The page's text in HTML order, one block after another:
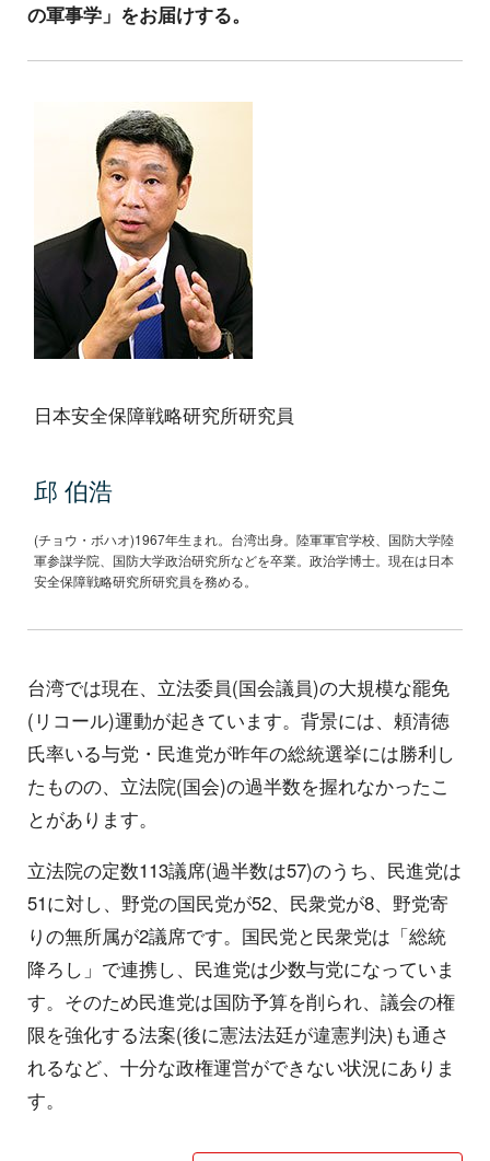
の軍事学」をお届けする。
日本安全保障戦略研究所研究員
邱 伯浩
(チョウ・ボハオ)1967年生まれ。台湾出身。陸軍軍官学校、国防大学陸
軍参謀学院、国防大学政治研究所などを卒業。政治学博士。現在は日本
安全保障戦略研究所研究員を務める。
台湾では現在、立法委員(国会議員)の大規模な罷免
(リコール)運動が起きています。背景には、頼清徳
氏率いる与党・民進党が昨年の総統選挙には勝利し
たものの、立法院(国会)の過半数を握れなかったこ
とがあります。
立法院の定数113議席(過半数は57)のうち、民進党は
51に対し、野党の国民党が52、民衆党が8、野党寄
りの無所属が2議席です。国民党と民衆党は「総統
降ろし」で連携し、民進党は少数与党になっていま
す。そのため民進党は国防予算を削られ、議会の権
限を強化する法案(後に憲法法廷が違憲判決)も通さ
れるなど、十分な政権運営ができない状況にありま
す。